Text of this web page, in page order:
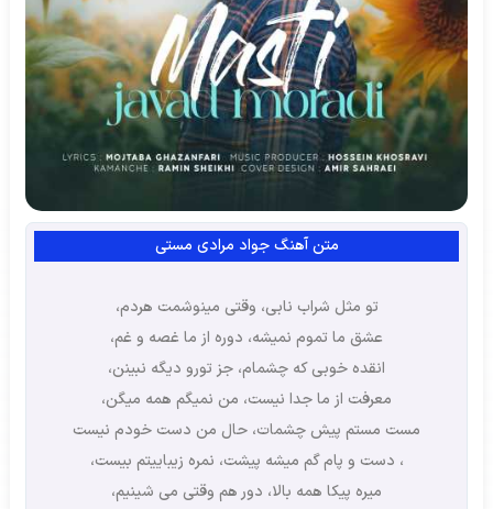
متن آهنگ جواد مرادی مستی
تو مثل شراب نابی، وقتی مینوشمت هردم،
عشق ما تموم نمیشه، دوره از ما غصه و غم،
انقده خوبی که چشمام، جز تورو دیگه نبینن،
معرفت از ما جدا نیست، من نمیگم همه میگن،
مست مستم پیش چشمات، حال من دست خودم نیست
، دست و پام گم میشه پیشت، نمره زیباییتم بیست،
میره پیکا همه بالا، دور هم وقتی می شینیم،